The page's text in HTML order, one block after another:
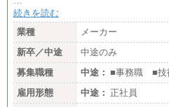
続きを読む
業種
メーカー
新卒／中途
中途のみ
募集職種
中途： ■事務職 ■技
雇用形態
中途： 正社員